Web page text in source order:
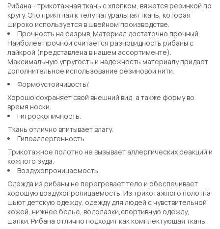
Рибана - трикотажная ткань с хлопком, вяжется резинкой по
кругу. Это приятная к телу натуральная ткань, которая
широко используется в швейном производстве.
Прочность на разрыв. Материал достаточно прочный.
Наиболее прочной считается разновидность рибаны с
лайкрой (представлена в нашем ассортименте).
Максимальную упругость и надежность материалу придает
дополнительное использование резиновой нити.
Формоустойчивость/
Хорошо сохраняет свой внешний вид, а также форму во
время носки.
Гигроскопичность.
Ткань отлично впитывает влагу.
Гипоаллергенность.
Трикотажное полотно не вызывает аллергических реакций и
кожного зуда.
Воздухопроницаемость.
Одежда из рибаны не перегревает тело и обеспечивает
хорошую воздухопроницаемость. Из трикотажного полотна
шьют детскую одежду, одежду для людей с чувствительной
кожей, нижнее белье, водолазки,спортивную одежду,
шапки. Рибана отлично подходит как комплектующая ткань